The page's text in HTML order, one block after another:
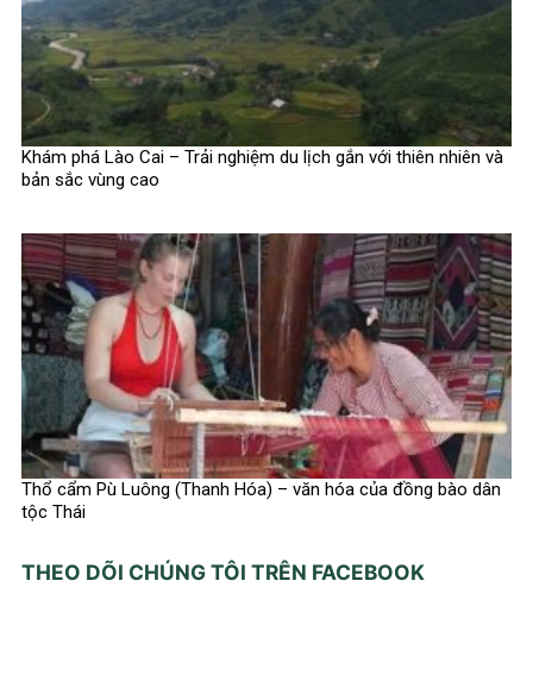
Khám phá Lào Cai – Trải nghiệm du lịch gắn với thiên nhiên và
bản sắc vùng cao
Thổ cẩm Pù Luông (Thanh Hóa) – văn hóa của đồng bào dân
tộc Thái
THEO DÕI CHÚNG TÔI TRÊN FACEBOOK